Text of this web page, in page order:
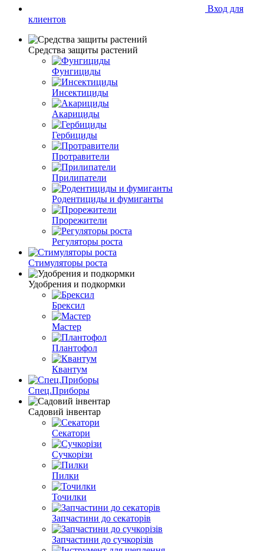
Вход для
клиентов
Средства защиты растений
Фунгициды
Инсектициды
Акарициды
Гербициды
Протравители
Прилипатели
Родентициды и фумиганты
Прорежители
Регуляторы роста
Стимуляторы роста
Удобрения и подкормки
Брексил
Мастер
Плантофол
Квантум
Спец.Приборы
Садовий інвентар
Секатори
Сучкорізи
Пилки
Точилки
Запчастини до секаторів
Запчастини до сучкорізів